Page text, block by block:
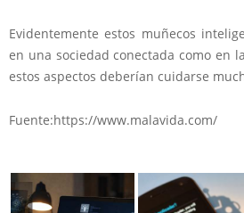
Evidentemente estos muñecos
en una sociedad conectada como en
estos aspectos deberían cuidarse
Fuente:https://www.malavida.com/